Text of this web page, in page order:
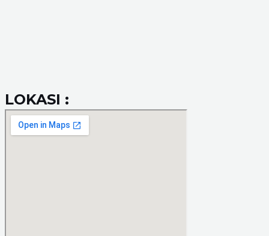
LOKASI :